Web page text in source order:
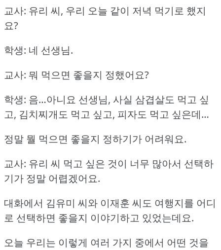
교사: 유리 씨, 우리 오늘 같이 저녁 먹기로 했지
요?
학생: 네 선생님.
교사: 뭐 먹으면 좋을지 정했어요?
학생: 음…아니요 선생님, 사실 삼겹살도 먹고 싶
고, 김치찌개도 먹고 싶고, 피자도 먹고 싶은데…
정말 뭘 먹으면 좋을지 정하기가 어려워요.
교사: 유리 씨 먹고 싶은 것이 너무 많아서 선택하
기가 정말 어렵겠어요.
대화에서 김유미 씨와 이재훈 씨도 여행지를 어디
로 선택하면 좋을지 이야기하고 있었는데요.
오늘 우리는 이렇게 여러 가지 중에서 어떤 것을